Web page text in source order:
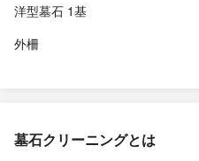
洋型墓石 1基
外柵
墓石クリーニングとは